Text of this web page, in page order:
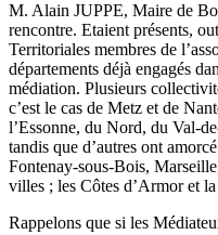
M. Alain JUPPE, Maire de
rencontre. Etaient présents,
Territoriales membres de
départements déjà engagés
médiation. Plusieurs
c’est le cas de Metz et de
l’Essonne, du Nord, du Val-
tandis que d’autres ont
Fontenay-sous-Bois,
villes ; les Côtes d’Armor et
Rappelons que si les